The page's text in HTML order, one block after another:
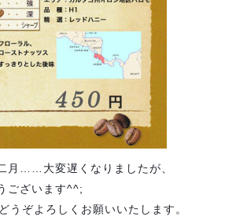
月……大変遅くなりましたが、
ございます^^;
うぞよろしくお願いいたします。